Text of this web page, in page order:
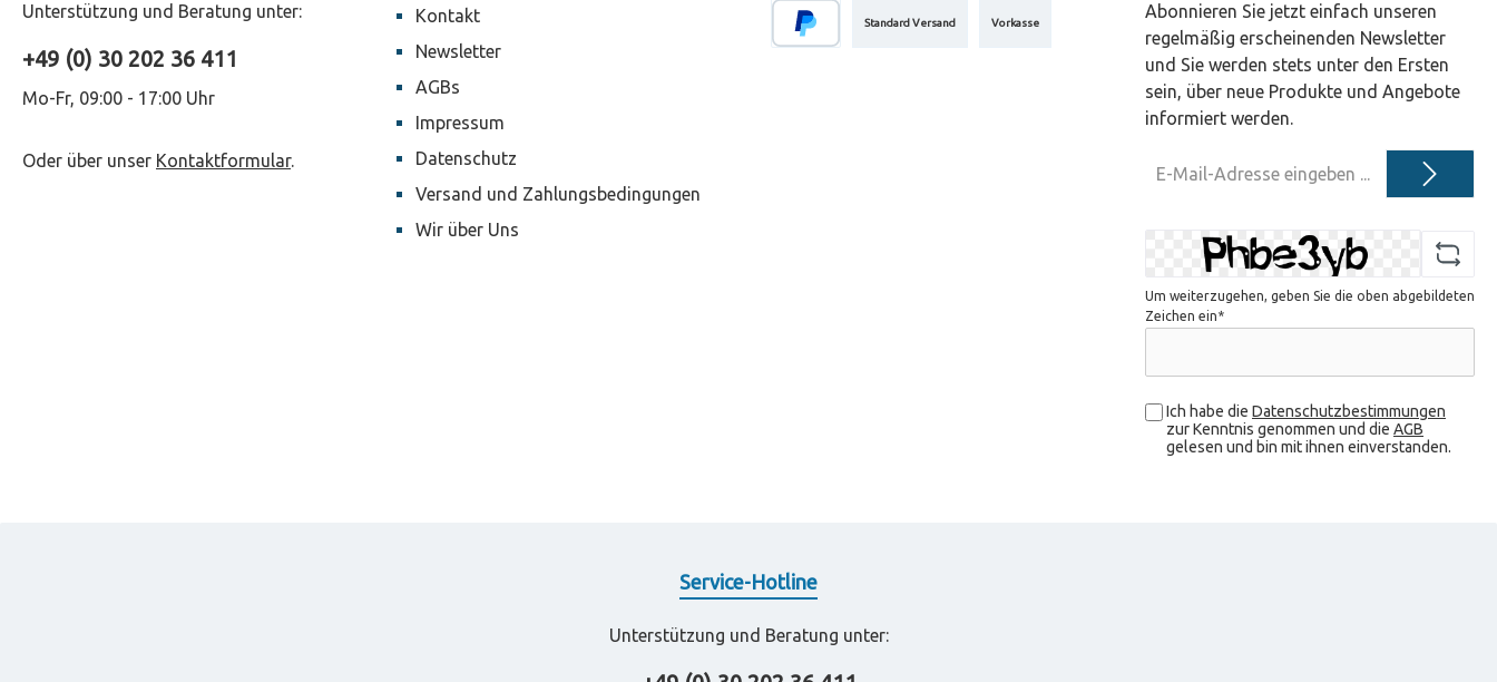
Unterstützung und Beratung unter:
+49 (0) 30 202 36 411
Mo-Fr, 09:00 - 17:00 Uhr
Oder über unser Kontaktformular.
Kontakt
Newsletter
AGBs
Impressum
Datenschutz
Versand und Zahlungsbedingungen
Wir über Uns
Vorkasse
Standard Versand
Abonnieren Sie jetzt einfach unseren
regelmäßig erscheinenden Newsletter
und Sie werden stets unter den Ersten
sein, über neue Produkte und Angebote
informiert werden.
Mail-
Um weiterzugehen, geben Sie die oben abgebildeten
Zeichen ein*
Ich habe die Datenschutzbestimmungen
zur Kenntnis genommen und die AGB
gelesen und bin mit ihnen einverstanden.
Service-Hotline
Unterstützung und Beratung unter: